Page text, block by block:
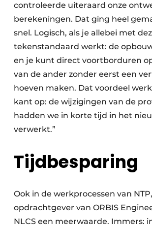
controleerde uiteraard onze
berekeningen. Dat ging heel
snel. Logisch, als je allebei met
tekenstandaard werkt: de
en je kunt direct voortborduren
van de ander zonder eerst een
hoeven maken. Dat voordeel
kant op: de wijzigingen van de
hadden we in korte tijd in het
verwerkt.”
Tijdbesparing
Ook in de werkprocessen van
opdrachtgever van ORBIS
NLCS een meerwaarde. Immers: